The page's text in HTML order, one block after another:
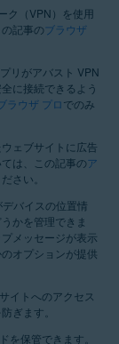
ク（VPN）を使用
記事の ブラウザ
リがアバスト VPN
に接続できるよう
ラウザ プロでのみ
ェブサイトに広告
は、この記事のア
さい。
バイスの位置情
かを管理できま
メッセージが表示
オプションが提供
イトへのアクセス
ぎます。
を保管できます。